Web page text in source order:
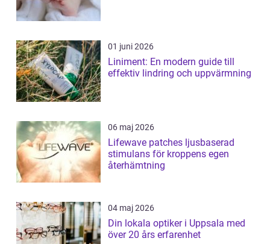
01 juni 2026
Liniment: En modern guide till
effektiv lindring och uppvärmning
06 maj 2026
Lifewave patches ljusbaserad
stimulans för kroppens egen
återhämtning
04 maj 2026
Din lokala optiker i Uppsala med
över 20 års erfarenhet